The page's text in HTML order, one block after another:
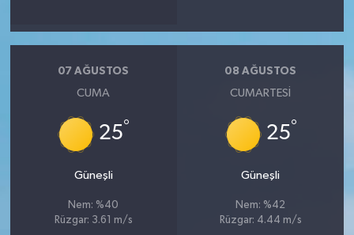
07 AĞUSTOS
CUMA
25°
Güneşli
Nem: %40
Rüzgar: 3.61 m/s
08 AĞUSTOS
CUMARTESI
25°
Güneşli
Nem: %42
Rüzgar: 4.44 m/s